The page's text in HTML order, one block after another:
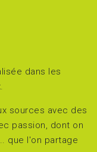
dans les
sources avec des
passion, dont on
que l'on partage